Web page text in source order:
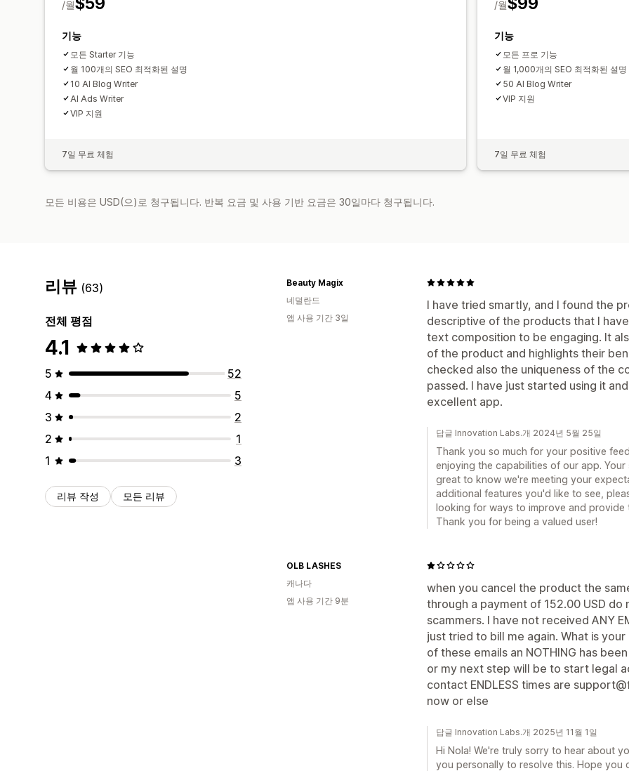
/월
기능
모든 Starter 기능
월 100개의 SEO 최적화된 설명
10 AI Blog Writer
AI Ads Writer
VIP 지원
7일 무료 체험
/월
기능
모든 프로 기능
월 1,000개의 SEO 최적화된 설명
50 AI Blog Writer
VIP 지원
7일 무료 체험
모든 비용은 USD(으)로 청구됩니다. 반복 요금 및 사용 기반 요금은 30일마다 청구됩니다.
리뷰 (63)
전체 평점
4.1
5
52
4
5
3
2
2
1
1
3
리뷰 작성 모든 리뷰
I have tried smartly, and I found the
descriptive of the products that I
text composition to be engaging. It
of the product and highlights their
checked also the uniqueness of the
passed. I have just started using it
excellent app.
Beauty Magix
네덜란드
앱 사용 기간 3일
답글 Innovation Labs.개 2024년 5월 25일
Thank you so much for your positive
enjoying the capabilities of our app.
great to know we're meeting your
additional features you'd like to see,
looking for ways to improve and provide
Thank you for being a valued user!
when you cancel the product the
through a payment of 152.00 USD
scammers. I have not received ANY
just tried to bill me again. What is
of these emails an NOTHING has
or my next step will be to start legal
contact ENDLESS times are
now or else
OLB LASHES
캐나다
앱 사용 기간 9분
답글 Innovation Labs.개 2025년 11월 1일
Hi Nola! We're truly sorry to hear about
you personally to resolve this. Hope you